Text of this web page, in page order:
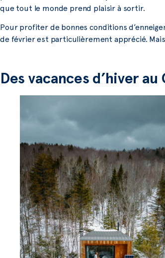
que tout le monde prend plaisir à sortir.
Pour profiter de bonnes conditions
de février est particulièrement apprécié.
Des vacances d’hiver